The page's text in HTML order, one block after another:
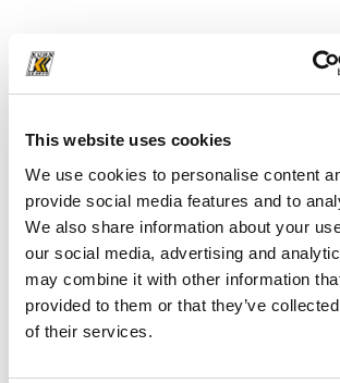
This website uses cookies
We use cookies to personalise content
provide social media features and to
We also share information about your
our social media, advertising and
may combine it with other information
provided to them or that they’ve
of their services.
Download
Cartella